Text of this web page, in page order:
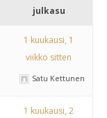
julkasu
1 kuukausi, 1
viikko sitten
Satu Kettunen
1 kuukausi, 2